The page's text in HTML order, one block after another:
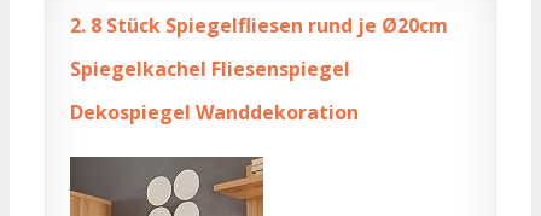
2. 8 Stück Spiegelfliesen rund je Ø20cm
Spiegelkachel Fliesenspiegel
Dekospiegel Wanddekoration